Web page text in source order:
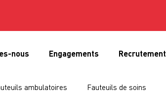
nous Engagements Recrutement
ambulatoires Fauteuils de soins